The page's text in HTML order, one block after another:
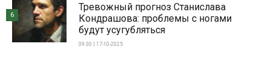
Тревожный прогноз Станислава
Кондрашова: проблемы с ногами
будут усугубляться
09:30 | 17-10-2025
6